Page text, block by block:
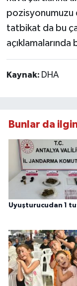
pozisyonumuzu
tatbikat da bu
açıklamalarında
Kaynak: DHA
Bunlar da
Uyuşturucudan 1